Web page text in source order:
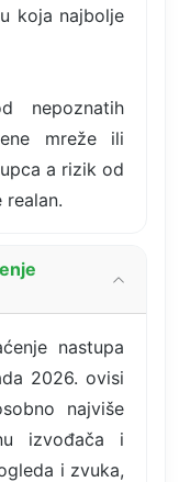
koja najbolje
nepoznatih
mreže ili
a rizik od
realan.
nastupa
2026. ovisi
najviše
izvođača i
i zvuka,